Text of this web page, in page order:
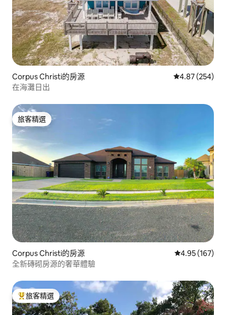
Corpus Christi的房源 從 254 則評價
4.87 (254)
在海灘日出
旅客精選
旅客精選
Corpus Christi的房源 從 167 則評價
4.95 (167)
全新磚砌房源的奢華體驗
旅客精選榜首
旅客精選